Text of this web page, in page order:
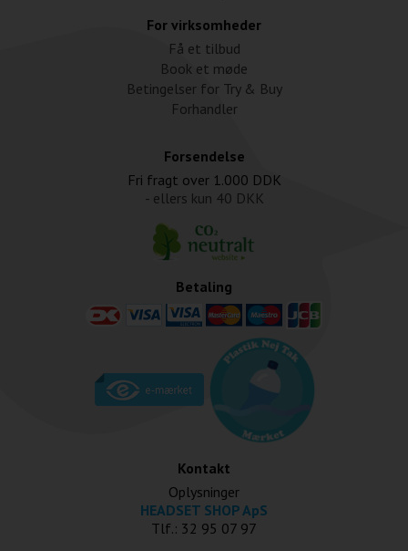
For virksomheder
Få et tilbud
Book et møde
Betingelser for Try & Buy
Forhandler
Forsendelse
Fri fragt over 1.000 DDK
- ellers kun 40 DKK
Betaling
Kontakt
Oplysninger
HEADSET SHOP ApS
Tlf.: 32 95 07 97